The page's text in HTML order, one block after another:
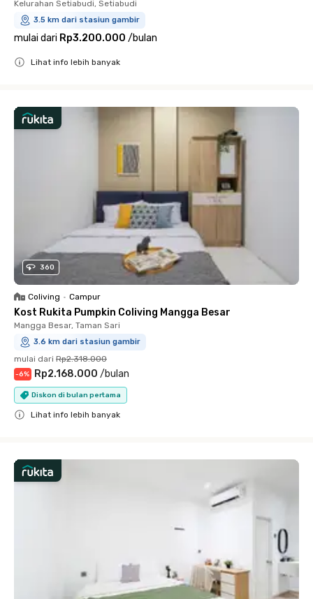
Kelurahan Setiabudi, Setiabudi
3.5 km dari stasiun gambir
mulai dari Rp3.200.000 /bulan
Lihat info lebih banyak
360
Coliving • Campur
Kost Rukita Pumpkin Coliving Mangga Besar
Mangga Besar, Taman Sari
3.6 km dari stasiun gambir
mulai dari Rp2.318.000
-6% Rp2.168.000 /bulan
Diskon di bulan pertama
Lihat info lebih banyak